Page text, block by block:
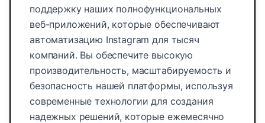
поддержку наших полнофункциональных
веб-приложений, которые обеспечивают
автоматизацию Instagram для тысяч
компаний. Вы обеспечите высокую
производительность, масштабируемость и
безопасность нашей платформы, используя
современные технологии для создания
надежных решений, которые ежемесячно